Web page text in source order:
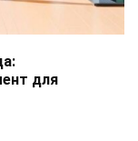
для